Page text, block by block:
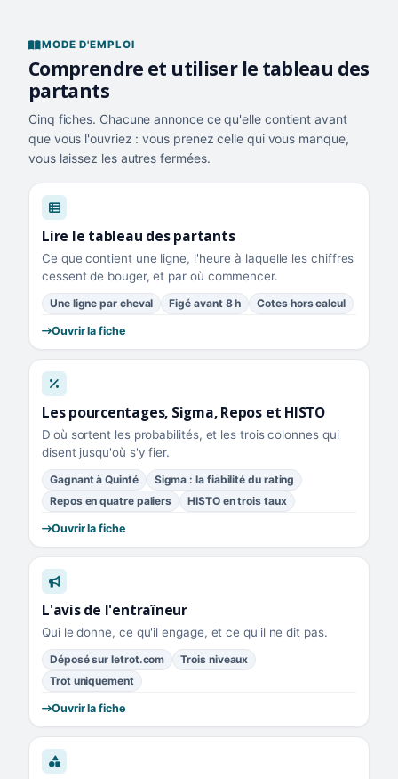
MODE D'EMPLOI
Comprendre et utiliser le tableau des
partants
Cinq fiches. Chacune annonce ce qu'elle contient avant
que vous l'ouvriez : vous prenez celle qui vous manque,
vous laissez les autres fermées.
Lire le tableau des partants
Ce que contient une ligne, l'heure à laquelle les chiffres
cessent de bouger, et par où commencer.
Une ligne par cheval Figé avant 8 h Cotes hors calcul
Ouvrir la fiche
Les pourcentages, Sigma, Repos et HISTO
D'où sortent les probabilités, et les trois colonnes qui
disent jusqu'où s'y fier.
Gagnant à Quinté
Sigma : la fiabilité du rating
Repos en quatre paliers
HISTO en trois taux
Ouvrir la fiche
L'avis de l'entraîneur
Qui le donne, ce qu'il engage, et ce qu'il ne dit pas.
Déposé sur letrot.com
Trois niveaux
Trot uniquement
Ouvrir la fiche